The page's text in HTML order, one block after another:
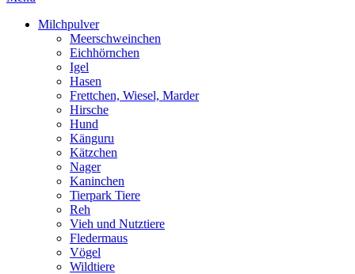
Milchpulver
Meerschweinchen
Eichhörnchen
Igel
Hasen
Frettchen, Wiesel, Marder
Hirsche
Hund
Känguru
Kätzchen
Nager
Kaninchen
Tierpark Tiere
Reh
Vieh und Nutztiere
Fledermaus
Vögel
Wildtiere